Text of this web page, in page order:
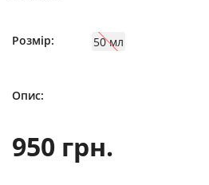
Розмір: 50 мл
Опис:
950 грн.